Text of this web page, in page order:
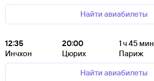
Найти авиабилеты
12:35
Инчхон
20:00
Цюрих
1ч 45 мин
Париж
Найти авиабилеты